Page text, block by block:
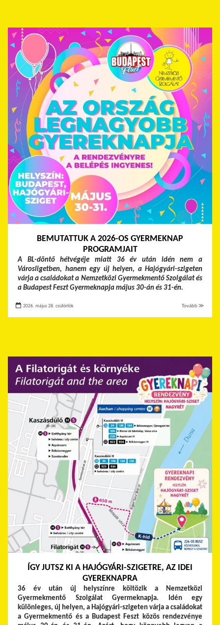
BEMUTATTUK A 2026-OS GYERMEKNAP
PROGRAMJAIT
A BL-döntő hétvégéje miatt 36 év után idén nem a
Városligetben, hanem egy új helyen, a Hajógyári-szigeten
várja a családokat a Nemzetközi Gyermekmentő Szolgálat és
a Budapest Feszt Gyermeknapja május 30-án és 31-én.
2026. május 28. csütörtök Tovább ≫
ÍGY JUTSZ KI A HAJÓGYÁRI-SZIGETRE, AZ IDEI
GYEREKNAPRA
36 év után új helyszínre költözik a Nemzetközi
Gyermekmentő Szolgálat Gyermeknapja. Idén egy
különleges, új helyen, a Hajógyári-szigeten várja a családokat
a Gyermekmentő és a Budapest Feszt közös rendezvénye